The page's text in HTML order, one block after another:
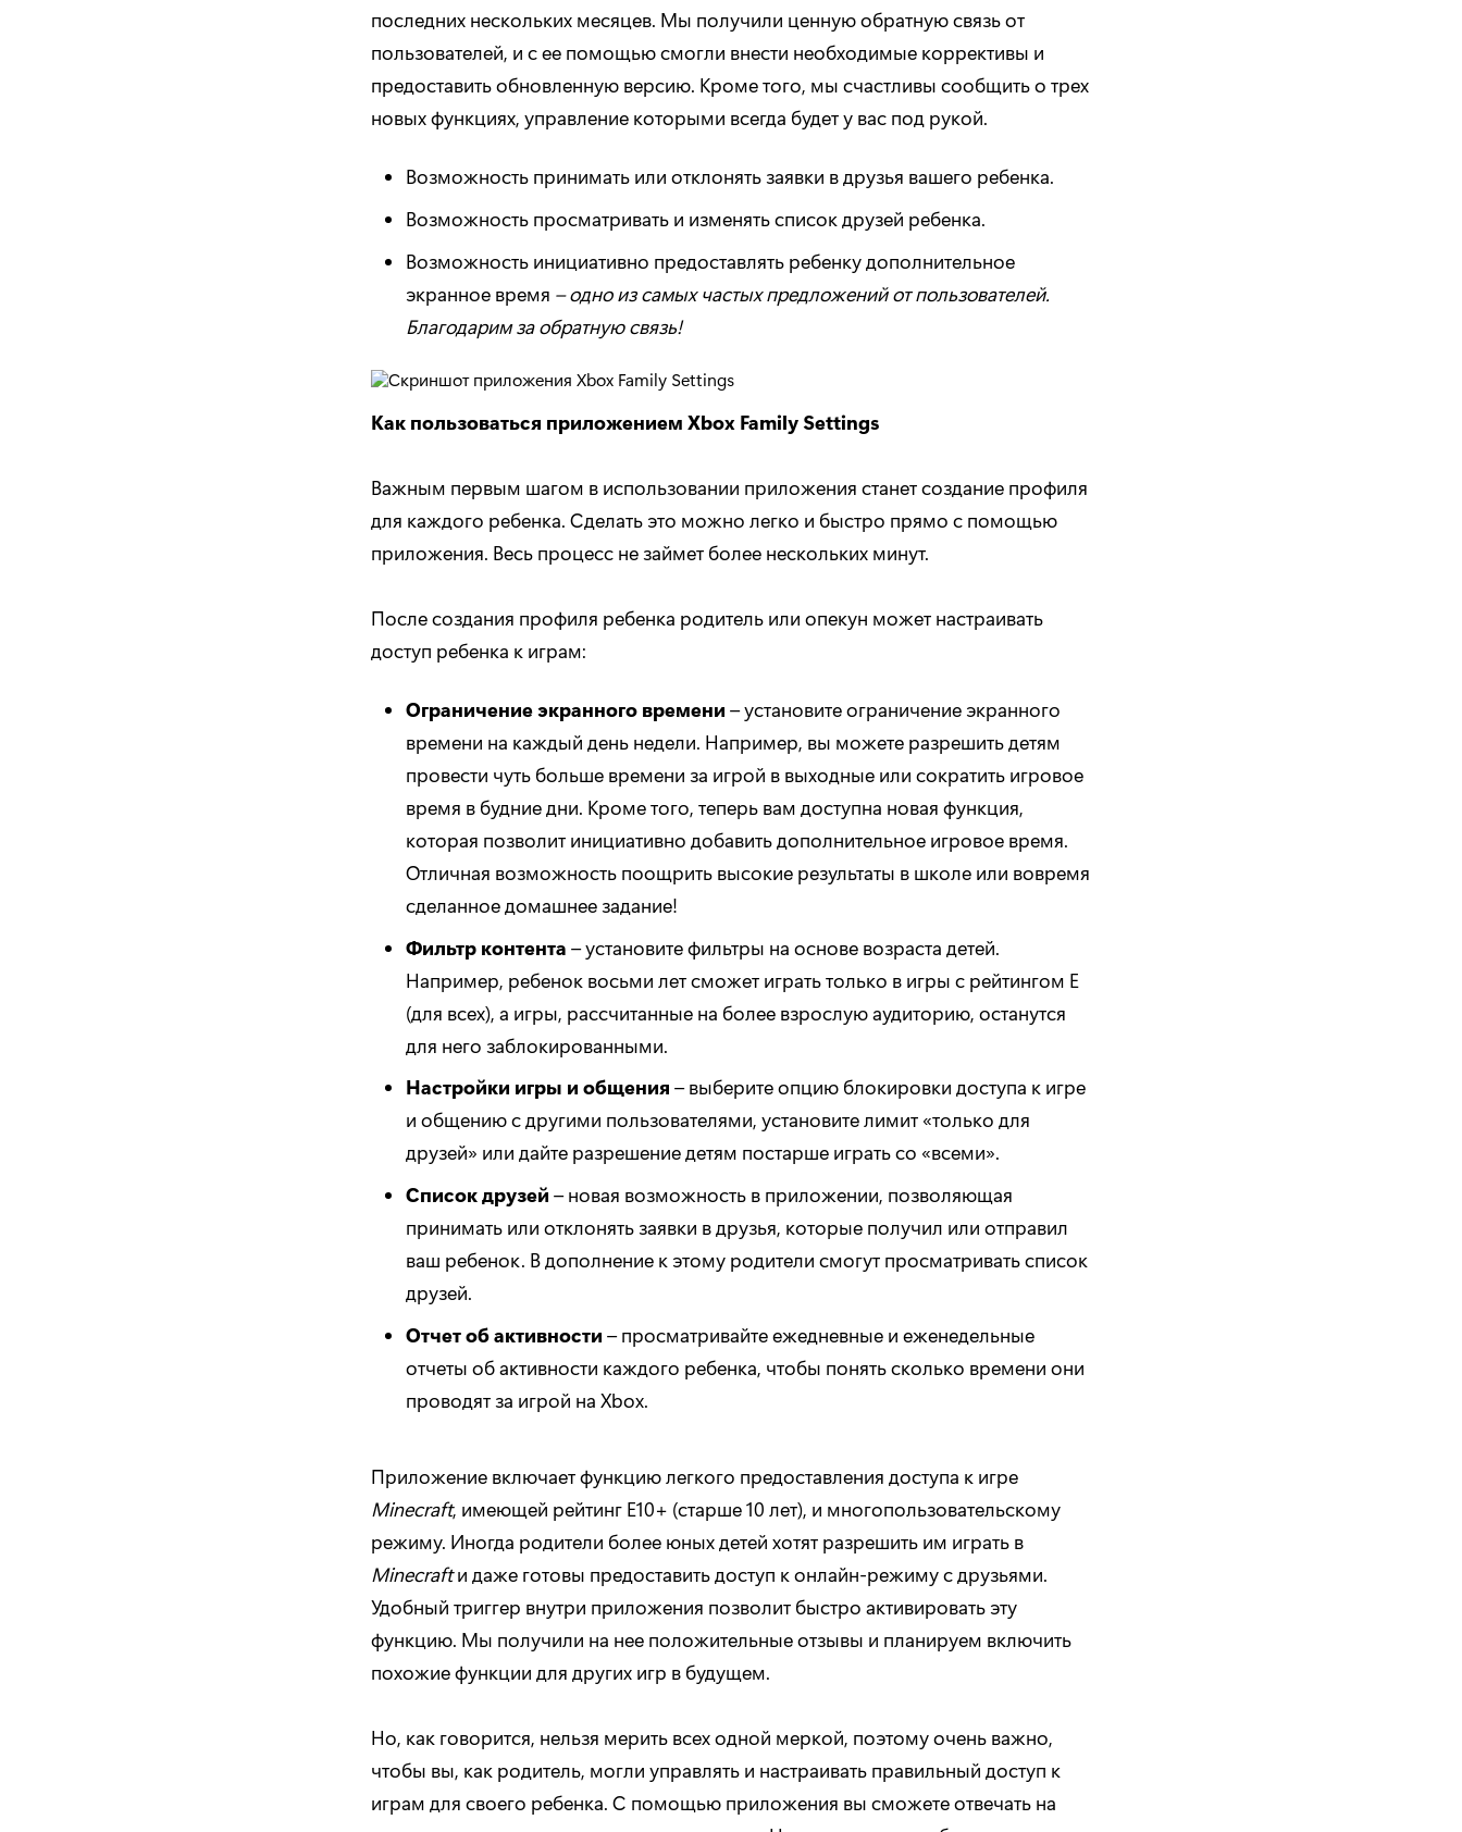
последних нескольких месяцев. Мы получили ценную обратную связь от
пользователей, и с ее помощью смогли внести необходимые коррективы и
предоставить обновленную версию. Кроме того, мы счастливы сообщить о трех
новых функциях, управление которыми всегда будет у вас под рукой.
Возможность принимать или отклонять заявки в друзья вашего ребенка.
Возможность просматривать и изменять список друзей ребенка.
Возможность инициативно предоставлять ребенку дополнительное
экранное время – одно из самых частых предложений от пользователей.
Благодарим за обратную связь!
Как пользоваться приложением Xbox Family Settings
Важным первым шагом в использовании приложения станет создание профиля
для каждого ребенка. Сделать это можно легко и быстро прямо с помощью
приложения. Весь процесс не займет более нескольких минут.
После создания профиля ребенка родитель или опекун может настраивать
доступ ребенка к играм:
Ограничение экранного времени – установите ограничение экранного
времени на каждый день недели. Например, вы можете разрешить детям
провести чуть больше времени за игрой в выходные или сократить игровое
время в будние дни. Кроме того, теперь вам доступна новая функция,
которая позволит инициативно добавить дополнительное игровое время.
Отличная возможность поощрить высокие результаты в школе или вовремя
сделанное домашнее задание!
Фильтр контента – установите фильтры на основе возраста детей.
Например, ребенок восьми лет сможет играть только в игры с рейтингом E
(для всех), а игры, рассчитанные на более взрослую аудиторию, останутся
для него заблокированными.
Настройки игры и общения – выберите опцию блокировки доступа к игре
и общению с другими пользователями, установите лимит «только для
друзей» или дайте разрешение детям постарше играть со «всеми».
Список друзей – новая возможность в приложении, позволяющая
принимать или отклонять заявки в друзья, которые получил или отправил
ваш ребенок. В дополнение к этому родители смогут просматривать список
друзей.
Отчет об активности – просматривайте ежедневные и еженедельные
отчеты об активности каждого ребенка, чтобы понять сколько времени они
проводят за игрой на Xbox.
Приложение включает функцию легкого предоставления доступа к игре
Minecraft, имеющей рейтинг E10+ (старше 10 лет), и многопользовательскому
режиму. Иногда родители более юных детей хотят разрешить им играть в
Minecraftи даже готовы предоставить доступ к онлайн-режиму с друзьями.
Удобный триггер внутри приложения позволит быстро активировать эту
функцию. Мы получили на нее положительные отзывы и планируем включить
похожие функции для других игр в будущем.
Но, как говорится, нельзя мерить всех одной меркой, поэтому очень важно,
чтобы вы, как родитель, могли управлять и настраивать правильный доступ к
играм для своего ребенка. С помощью приложения вы сможете отвечать на